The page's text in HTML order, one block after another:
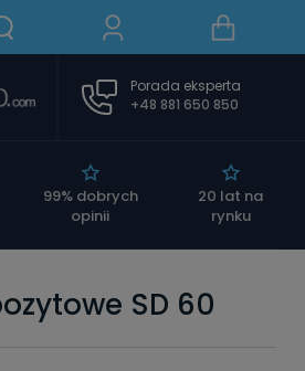
99% dobrych
opinii
20 lat na
rynku
Porada eksperta
+48 881 650 850
SD 60